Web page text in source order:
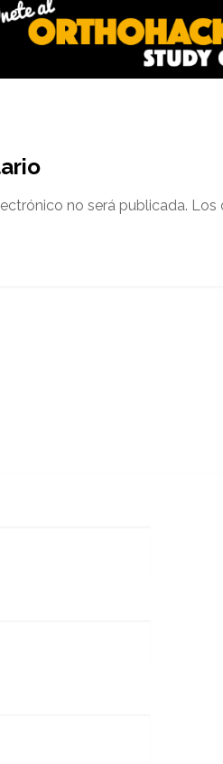
no será publicada. Los